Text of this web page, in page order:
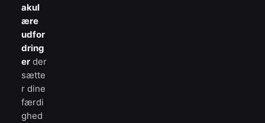
akul
ære
udfor
dring
er der
sætte
r dine
færdi
ghed